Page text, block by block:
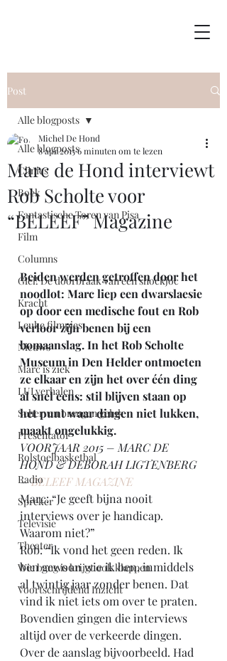
Post
Alle blogposts
Clinics
Boek
Fantastische Toren van Pisa
Film
Columns
Giel! De doorbraak van een shockjoc
Kracht
Leuke filmpjes
Nieuws
Marc is ziek
LULverhalen
Scherven brengen geluk
Presentator
Rolstoelbasketbal
Radio
Spreker
Televisie
Theater
Wie bang is krijgt ook klappen
Voortschrijdend Inzicht
Alle blogposts
Marc de Hond interviewt
Rob Scholte voor
“BELEEF” Magazine
Michel De Hond
8 apr 20156 minuten om te lezen
Beiden werden getroffen door het
noodlot: Marc liep een dwarslaesie
op door een medische fout en Rob
verloor zijn benen bij een
bomaanslag. In het Rob Scholte
Museum in Den Helder ontmoeten
ze elkaar en zijn het over één ding
al snel eens: stil blijven staan op
het punt waar dingen niet lukken,
maakt ongelukkig.
VOORJAAR 2015 – MARC DE
HOND & DEBORAH LIGTENBERG
– BELEEF MAGAZINE
Marc: “Je geeft bijna nooit
interviews over je handicap.
Waarom niet?”
Rob: “Ik vond het geen reden. Ik
ben gewoon wie ik ben, inmiddels
al twintig jaar zonder benen. Dat
vind ik niet iets om over te praten.
Bovendien gingen die interviews
altijd over de verkeerde dingen.
Over de aanslag bijvoorbeeld. Had